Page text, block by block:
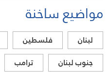
مواضيع ساخنة
لبنان فلسطين
جنوب لبنان
ترامب